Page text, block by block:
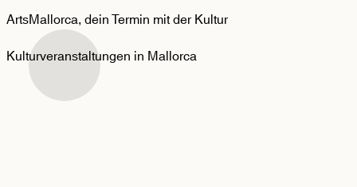
ArtsMallorca,dein Termin mit der Kultur
Kulturveranstaltungen in Mallorca